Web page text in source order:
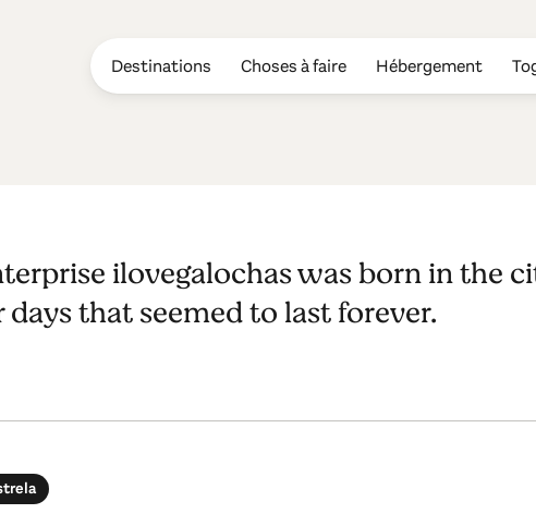
Destinations Choses à faire Hébergement
ilovegalochas was born in the
that seemed to last forever.